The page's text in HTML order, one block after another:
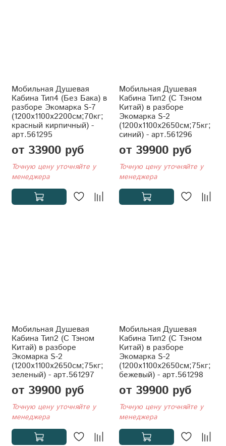
Мобильная Душевая
Кабина Тип4 (Без Бака) в
разборе Экомарка S-7
(1200x1100x2200см;70кг;
красный кирпичный) -
арт.561295
от 33900 руб
Точную цену уточняйте у
менеджера
Мобильная Душевая
Кабина Тип2 (С Тэном
Китай) в разборе
Экомарка S-2
(1200x1100x2650см;75кг;
синий) - арт.561296
от 39900 руб
Точную цену уточняйте у
менеджера
Мобильная Душевая
Кабина Тип2 (С Тэном
Китай) в разборе
Экомарка S-2
(1200x1100x2650см;75кг;
зеленый) - арт.561297
от 39900 руб
Точную цену уточняйте у
менеджера
Мобильная Душевая
Кабина Тип2 (С Тэном
Китай) в разборе
Экомарка S-2
(1200x1100x2650см;75кг;
бежевый) - арт.561298
от 39900 руб
Точную цену уточняйте у
менеджера